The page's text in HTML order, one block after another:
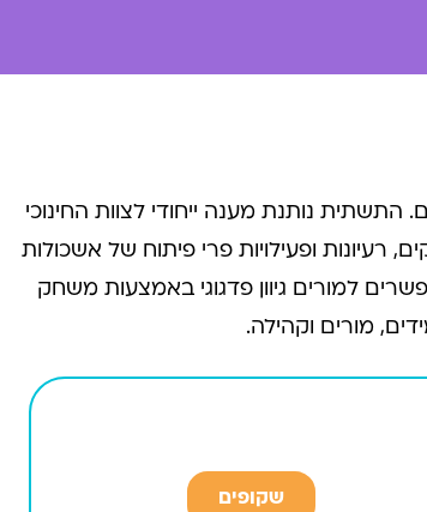
נותנת מענה ייחודי לצוות החינוכי
ופעילויות פרי פיתוח של אשכולות
למורים גיוון פדגוגי באמצעות משחק
מורים וקהילה.
שקופים